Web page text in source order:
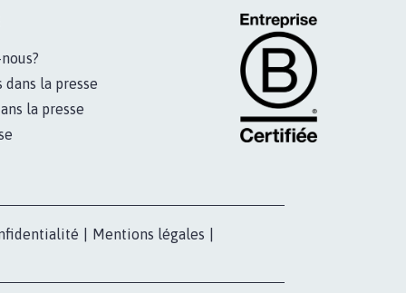
dans la presse
la presse
Mentions légales